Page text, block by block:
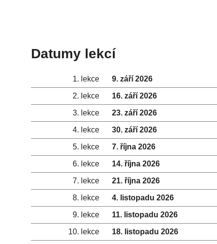
Datumy lekcí
1. lekce 9. září 2026
2. lekce 16. září 2026
3. lekce 23. září 2026
4. lekce 30. září 2026
5. lekce 7. října 2026
6. lekce 14. října 2026
7. lekce 21. října 2026
8. lekce 4. listopadu 2026
9. lekce 11. listopadu 2026
10. lekce 18. listopadu 2026